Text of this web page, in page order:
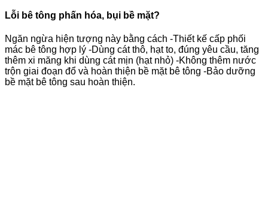
Lỗi bê tông phấn hóa, bụi bề mặt?
Ngăn ngừa hiện tượng này bằng cách -Thiết kế cấp phối
mác bê tông hợp lý -Dùng cát thô, hạt to, đúng yêu cầu, tăng
thêm xi măng khi dùng cát mịn (hạt nhỏ) -Không thêm nước
trộn giai đoạn đổ và hoàn thiện bề mặt bê tông -Bảo dưỡng
bề mặt bê tông sau hoàn thiện.